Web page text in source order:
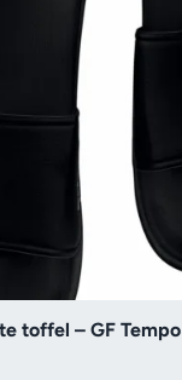
toffel – GF Tempo